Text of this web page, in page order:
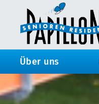
Über uns